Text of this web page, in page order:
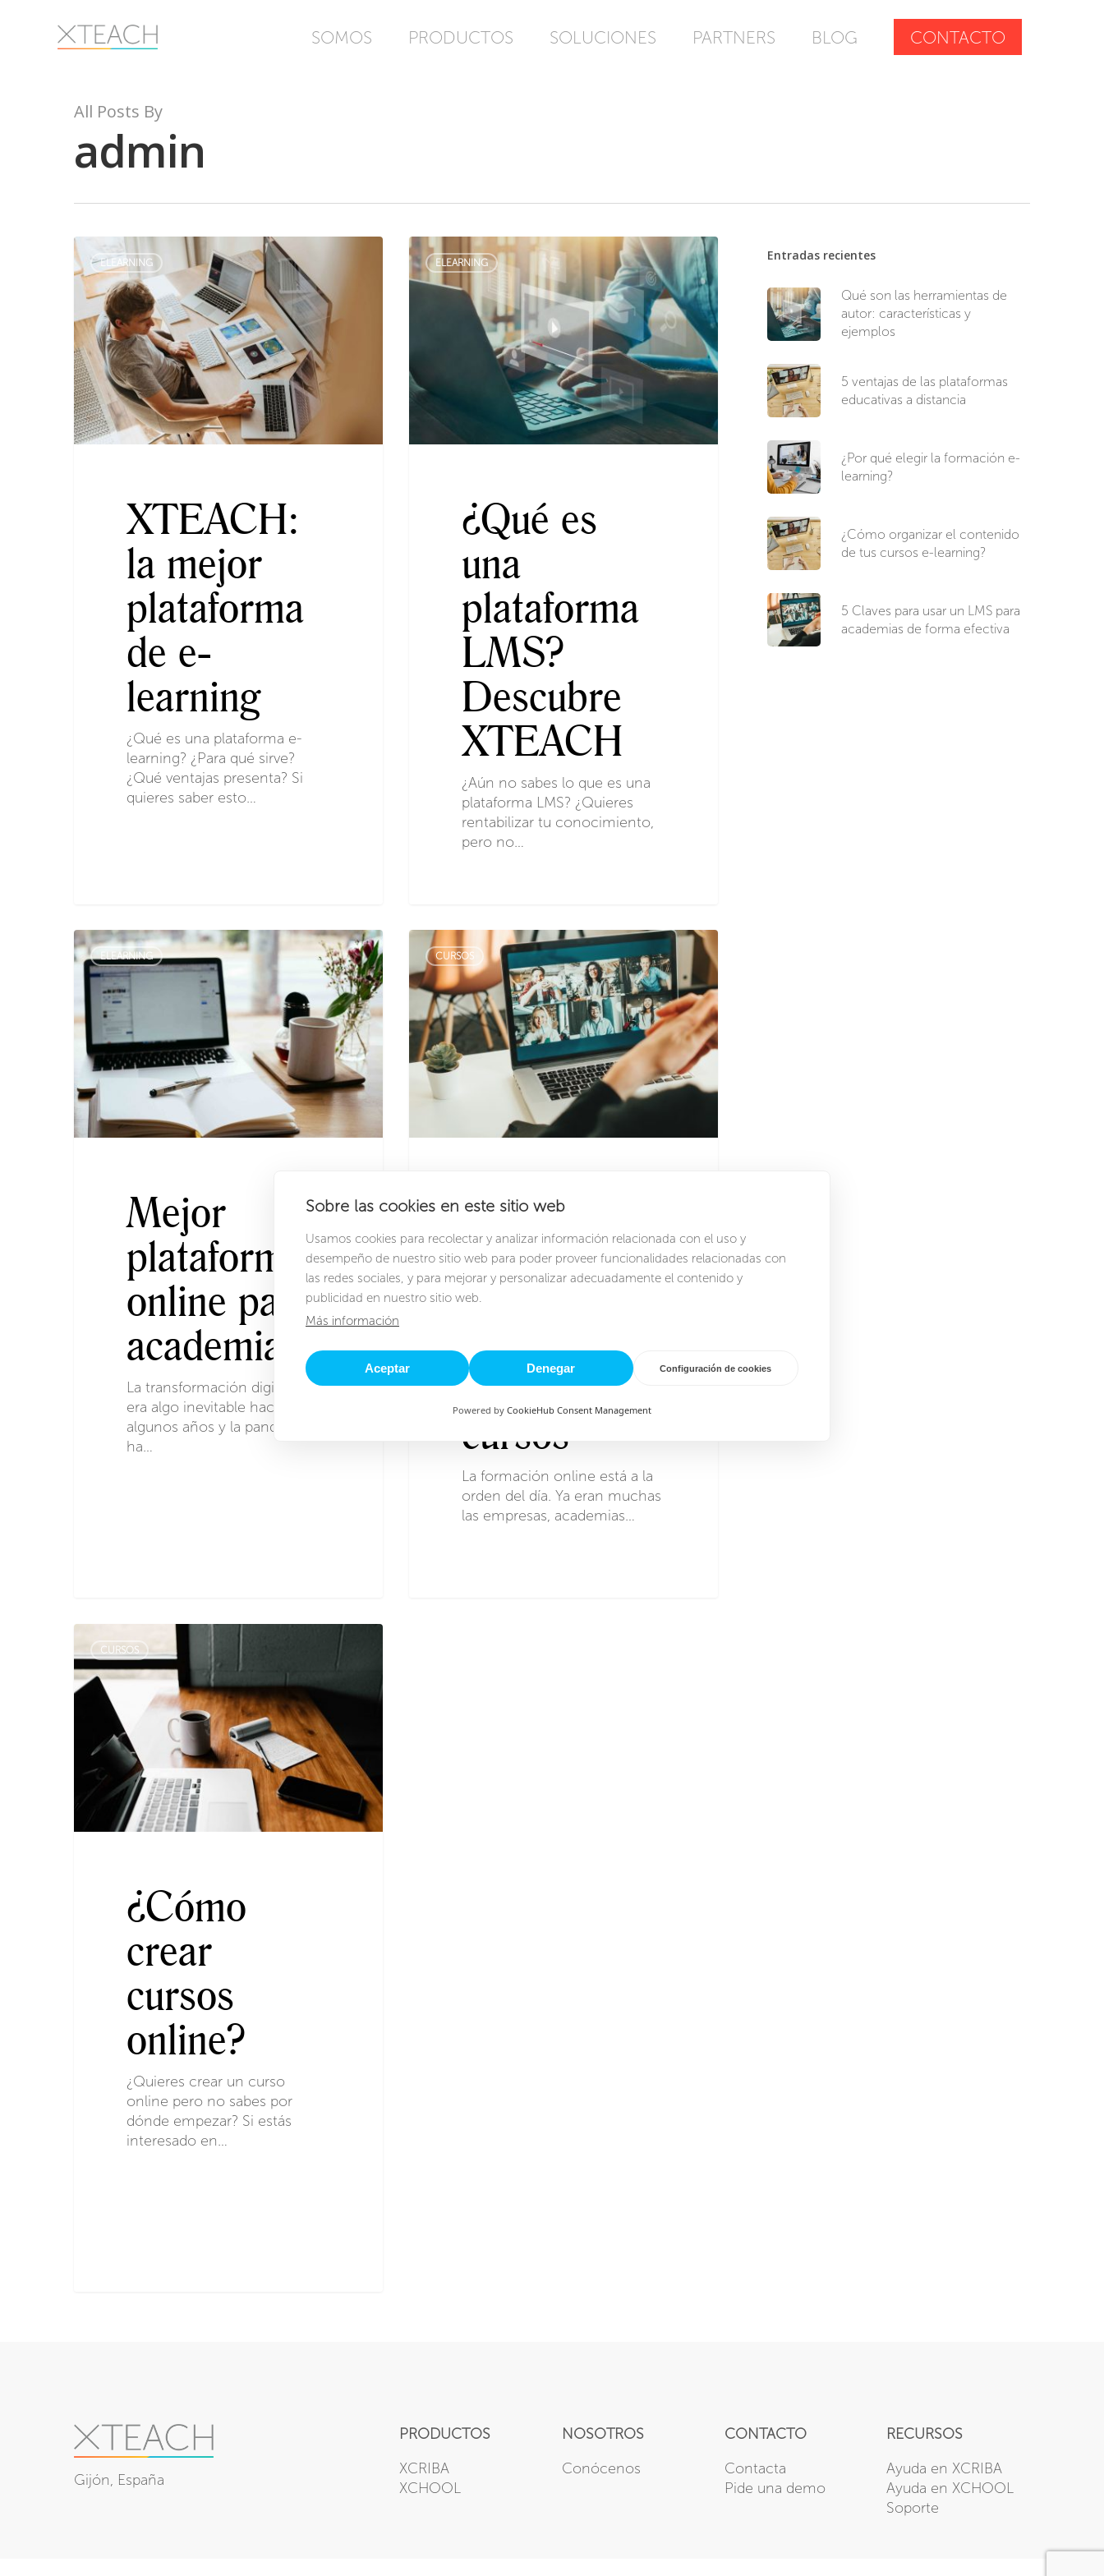
Sobre las cookies en este sitio web
Usamos cookies para recolectar y analizar información relacionada con el uso y
desempeño de nuestro sitio web para poder proveer funcionalidades relacionadas con
las redes sociales, y para mejorar y personalizar adecuadamente el contenido y
publicidad en nuestro sitio web.
Más información
Aceptar Denegar Configuración de cookies
Powered by CookieHub Consent Management
SOMOS PRODUCTOS SOLUCIONES PARTNERS BLOG CONTACTO
All Posts By
admin
ELEARNING
XTEACH:
la mejor
plataforma
de e-
learning
¿Qué es una plataforma e-
learning? ¿Para qué sirve?
¿Qué ventajas presenta? Si
quieres saber esto…
ELEARNING
¿Qué es
una
plataforma
LMS?
Descubre
XTEACH
¿Aún no sabes lo que es una
plataforma LMS? ¿Quieres
rentabilizar tu conocimiento,
pero no…
ELEARNING
Mejor
plataforma
online para
academias
La transformación digital ya
era algo inevitable hace
algunos años y la pandemia le
ha…
CURSOS
¿Qué es la
formación
online?
Ventajas y
creación de
cursos
La formación online está a la
orden del día. Ya eran muchas
las empresas, academias…
CURSOS
¿Cómo
crear
cursos
online?
¿Quieres crear un curso
online pero no sabes por
dónde empezar? Si estás
interesado en…
Entradas recientes
Qué son las herramientas de
autor: características y
ejemplos
5 ventajas de las plataformas
educativas a distancia
¿Por qué elegir la formación e-
learning?
¿Cómo organizar el contenido
de tus cursos e-learning?
5 Claves para usar un LMS para
academias de forma efectiva
Gijón, España
PRODUCTOS
XCRIBA
XCHOOL
NOSOTROS
Conócenos
CONTACTO
Contacta
Pide una demo
RECURSOS
Ayuda en XCRIBA
Ayuda en XCHOOL
Soporte